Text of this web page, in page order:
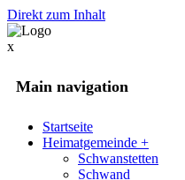
Direkt zum Inhalt
x
Main navigation
Startseite
Heimatgemeinde +
Schwanstetten
Schwand